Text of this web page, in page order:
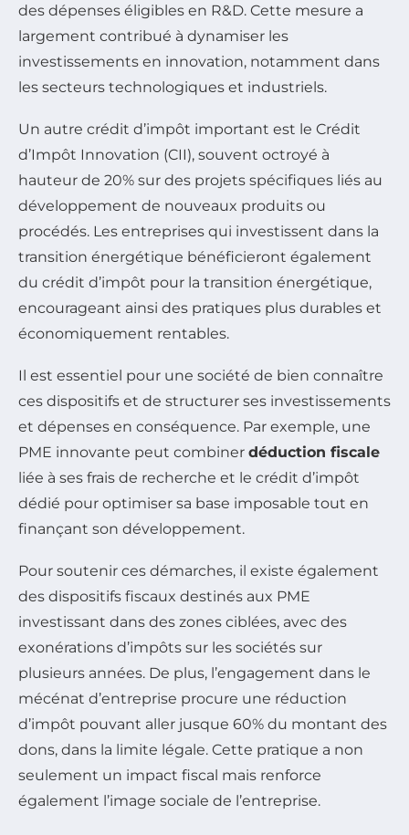
des dépenses éligibles en R&D. Cette mesure a
largement contribué à dynamiser les
investissements en innovation, notamment dans
les secteurs technologiques et industriels.
Un autre crédit d’impôt important est le Crédit
d’Impôt Innovation (CII), souvent octroyé à
hauteur de 20% sur des projets spécifiques liés au
développement de nouveaux produits ou
procédés. Les entreprises qui investissent dans la
transition énergétique bénéficieront également
du crédit d’impôt pour la transition énergétique,
encourageant ainsi des pratiques plus durables et
économiquement rentables.
Il est essentiel pour une société de bien connaître
ces dispositifs et de structurer ses investissements
et dépenses en conséquence. Par exemple, une
PME innovante peut combiner déduction fiscale
liée à ses frais de recherche et le crédit d’impôt
dédié pour optimiser sa base imposable tout en
finançant son développement.
Pour soutenir ces démarches, il existe également
des dispositifs fiscaux destinés aux PME
investissant dans des zones ciblées, avec des
exonérations d’impôts sur les sociétés sur
plusieurs années. De plus, l’engagement dans le
mécénat d’entreprise procure une réduction
d’impôt pouvant aller jusque 60% du montant des
dons, dans la limite légale. Cette pratique a non
seulement un impact fiscal mais renforce
également l’image sociale de l’entreprise.